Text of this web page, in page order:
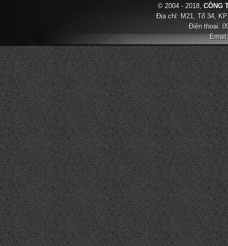
© 2004 - 2018, CÔNG
Địa chỉ: M21, Tổ 34,
Điện thoại: